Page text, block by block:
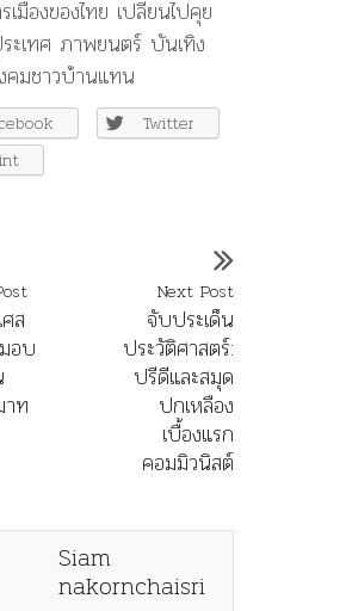
มืองของไทย เปลี่ยนไปคุย
ระเทศ ภาพยนตร์ บันเทิง
คมชาวบ้านแทน
Twitter
ส
อบ
ท
Next Post
จับประเด็น
ประวัติศาสตร์:
ปรีดีและสมุด
ปกเหลือง
เบื้องแรก
คอมมิวนิสต์
Siam
nakornchaisri